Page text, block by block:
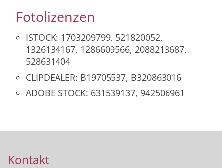
Fotolizenzen
ISTOCK: 1703209799, 521820052,
1326134167, 1286609566, 2088213687,
528631404
CLIPDEALER: B19705537, B320863016
ADOBE STOCK: 631539137, 942506961
Kontakt